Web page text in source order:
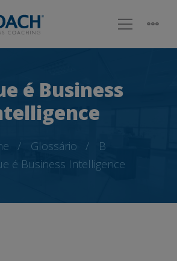
é Business
Glossário
B
é Business Intelligence